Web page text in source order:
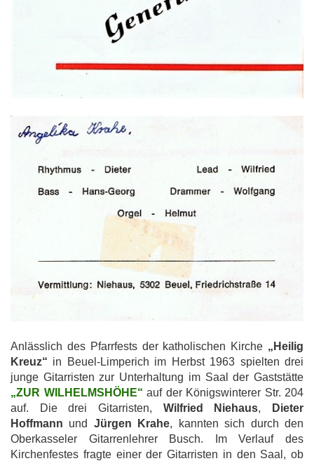
Anlässlich des Pfarrfests der katholischen Kirche „Heilig
Kreuz“ in Beuel-Limperich im Herbst 1963 spielten drei
junge Gitarristen zur Unterhaltung im Saal der Gaststätte
„ZUR WILHELMSHÖHE“ auf der Königswinterer Str. 204
auf. Die drei Gitarristen, Wilfried Niehaus,
Dieter
Hoffmann und Jürgen Krahe, kannten sich durch den
Oberkasseler Gitarrenlehrer Busch. Im Verlauf des
Kirchenfestes fragte einer der Gitarristen in den Saal, ob